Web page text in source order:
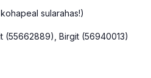
sularahas!)
(55662889), Birgit (56940013)